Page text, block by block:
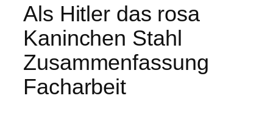
Als Hitler das rosa
Kaninchen Stahl
Zusammenfassung
Facharbeit